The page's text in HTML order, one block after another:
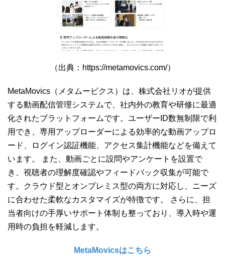
（出典：https://metamovics.com/）
MetaMovics（メタムービクス）は、株式会社リオが提供
する動画配信管理システムで、社内外の教育や研修に最適
化されたプラットフォームです。ユーザーID数無制限で利
用でき、専用アップローダーによる効率的な動画アップロ
ード、ログイン認証機能、アクセス集計機能などを備えて
います。 また、動画ごとに設問やアンケートを設置で
き、視聴者の理解度確認やフィードバック収集が可能で
す。クラウド型とオンプレミス型の両方に対応し、ニーズ
に合わせた柔軟なカスタマイズが特徴です。 さらに、担
当者向けの手厚いサポート体制も整っており、導入時や運
用時の負担を軽減します。
MetaMovicsはこちら